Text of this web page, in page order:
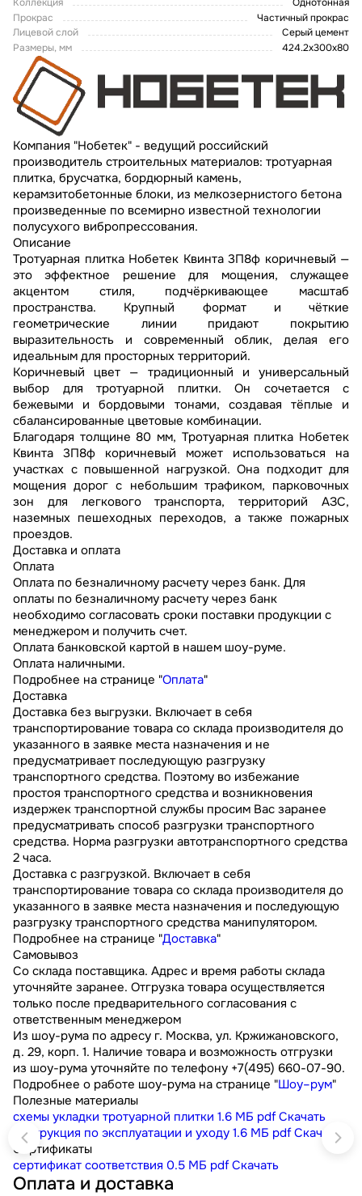
Коллекция
Однотонная
Прокрас
Частичный прокрас
Лицевой слой
Серый цемент
Размеры, мм
424.2x300x80
Компания "Нобетек" - ведущий российский
производитель строительных материалов: тротуарная
плитка, брусчатка, бордюрный камень,
керамзитобетонные блоки, из мелкозернистого бетона
произведенные по всемирно известной технологии
полусухого вибропрессования.
Описание
Тротуарная плитка Нобетек Квинта 3П8ф коричневый —
это эффектное решение для мощения, служащее
акцентом стиля, подчёркивающее масштаб
пространства. Крупный формат и чёткие
геометрические линии придают покрытию
выразительность и современный облик, делая его
идеальным для просторных территорий.
Коричневый цвет — традиционный и универсальный
выбор для тротуарной плитки. Он сочетается с
бежевыми и бордовыми тонами, создавая тёплые и
сбалансированные цветовые комбинации.
Благодаря толщине 80 мм, Тротуарная плитка Нобетек
Квинта 3П8ф коричневый может использоваться на
участках с повышенной нагрузкой. Она подходит для
мощения дорог с небольшим трафиком, парковочных
зон для легкового транспорта, территорий АЗС,
наземных пешеходных переходов, а также пожарных
проездов.
Доставка и оплата
Оплата
Оплата по безналичному расчету через банк. Для
оплаты по безналичному расчету через банк
необходимо согласовать сроки поставки продукции с
менеджером и получить счет.
Оплата банковской картой в нашем шоу-руме.
Оплата наличными.
Подробнее на странице "Оплата"
Доставка
Доставка без выгрузки. Включает в себя
транспортирование товара со склада производителя до
указанного в заявке места назначения и не
предусматривает последующую разгрузку
транспортного средства. Поэтому во избежание
простоя транспортного средства и возникновения
издержек транспортной службы просим Вас заранее
предусматривать способ разгрузки транспортного
средства. Норма разгрузки автотранспортного средства
2 часа.
Доставка с разгрузкой. Включает в себя
транспортирование товара со склада производителя до
указанного в заявке места назначения и последующую
разгрузку транспортного средства манипулятором.
Подробнее на странице "Доставка"
Самовывоз
Со склада поставщика. Адрес и время работы склада
уточняйте заранее. Отгрузка товара осуществляется
только после предварительного согласования с
ответственным менеджером
Из шоу-рума по адресу г. Москва, ул. Кржижановского,
д. 29, корп. 1. Наличие товара и возможность отгрузки
из шоу-рума уточняйте по телефону +7(495) 660-07-90.
Подробнее о работе шоу-рума на странице "Шоу–рум"
Полезные материалы
схемы укладки тротуарной плитки 1.6 МБ pdf Скачать
инструкция по эксплуатации и уходу 1.6 МБ pdf Скачать
Сертификаты
сертификат соответствия 0.5 МБ pdf Скачать
Оплата и доставка